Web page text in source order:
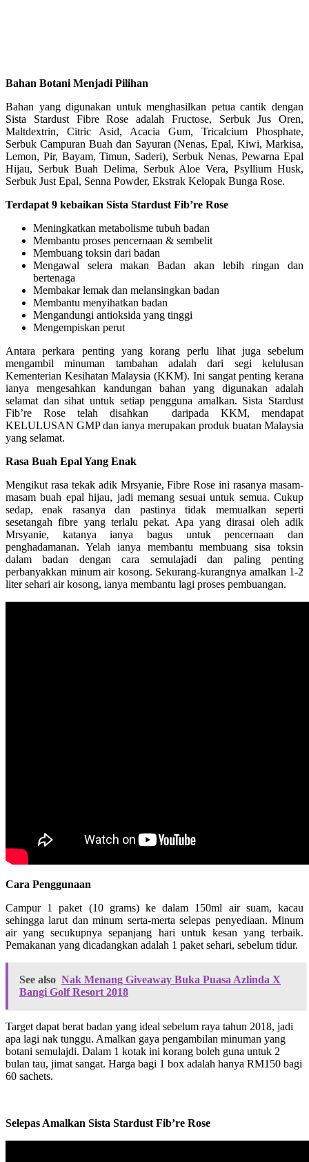
Bahan Botani Menjadi Pilihan
Bahan yang digunakan untuk menghasilkan petua cantik dengan
Sista Stardust Fibre Rose adalah Fructose, Serbuk Jus Oren,
Maltdextrin, Citric Asid, Acacia Gum, Tricalcium Phosphate,
Serbuk Campuran Buah dan Sayuran (Nenas, Epal, Kiwi, Markisa,
Lemon, Pir, Bayam, Timun, Saderi), Serbuk Nenas, Pewarna Epal
Hijau, Serbuk Buah Delima, Serbuk Aloe Vera, Psyllium Husk,
Serbuk Just Epal, Senna Powder, Ekstrak Kelopak Bunga Rose.
Terdapat 9 kebaikan Sista Stardust Fib’re Rose
Meningkatkan metabolisme tubuh badan
Membantu proses pencernaan & sembelit
Membuang toksin dari badan
Mengawal selera makan Badan akan lebih ringan dan
bertenaga
Membakar lemak dan melansingkan badan
Membantu menyihatkan badan
Mengandungi antioksida yang tinggi
Mengempiskan perut
Antara perkara penting yang korang perlu lihat juga sebelum
mengambil minuman tambahan adalah dari segi kelulusan
Kementerian Kesihatan Malaysia (KKM). Ini sangat penting kerana
ianya mengesahkan kandungan bahan yang digunakan adalah
selamat dan sihat untuk setiap pengguna amalkan. Sista Stardust
Fib’re Rose telah disahkan daripada KKM, mendapat
KELULUSAN GMP dan ianya merupakan produk buatan Malaysia
yang selamat.
Rasa Buah Epal Yang Enak
Mengikut rasa tekak adik Mrsyanie, Fibre Rose ini rasanya masam-
masam buah epal hijau, jadi memang sesuai untuk semua. Cukup
sedap, enak rasanya dan pastinya tidak memualkan seperti
sesetangah fibre yang terlalu pekat. Apa yang dirasai oleh adik
Mrsyanie, katanya ianya bagus untuk pencernaan dan
penghadamanan. Yelah ianya membantu membuang sisa toksin
dalam badan dengan cara semulajadi dan paling penting
perbanyakkan minum air kosong. Sekurang-kurangnya amalkan 1-2
liter sehari air kosong, ianya membantu lagi proses pembuangan.
Cara Penggunaan
Campur 1 paket (10 grams) ke dalam 150ml air suam, kacau
sehingga larut dan minum serta-merta selepas penyediaan. Minum
air yang secukupnya sepanjang hari untuk kesan yang terbaik.
Pemakanan yang dicadangkan adalah 1 paket sehari, sebelum tidur.
See also Nak Menang Giveaway Buka Puasa Azlinda X
Bangi Golf Resort 2018
Target dapat berat badan yang ideal sebelum raya tahun 2018, jadi
apa lagi nak tunggu. Amalkan gaya pengambilan minuman yang
botani semulajdi. Dalam 1 kotak ini korang boleh guna untuk 2
bulan tau, jimat sangat. Harga bagi 1 box adalah hanya RM150 bagi
60 sachets.
Selepas Amalkan Sista Stardust Fib’re Rose